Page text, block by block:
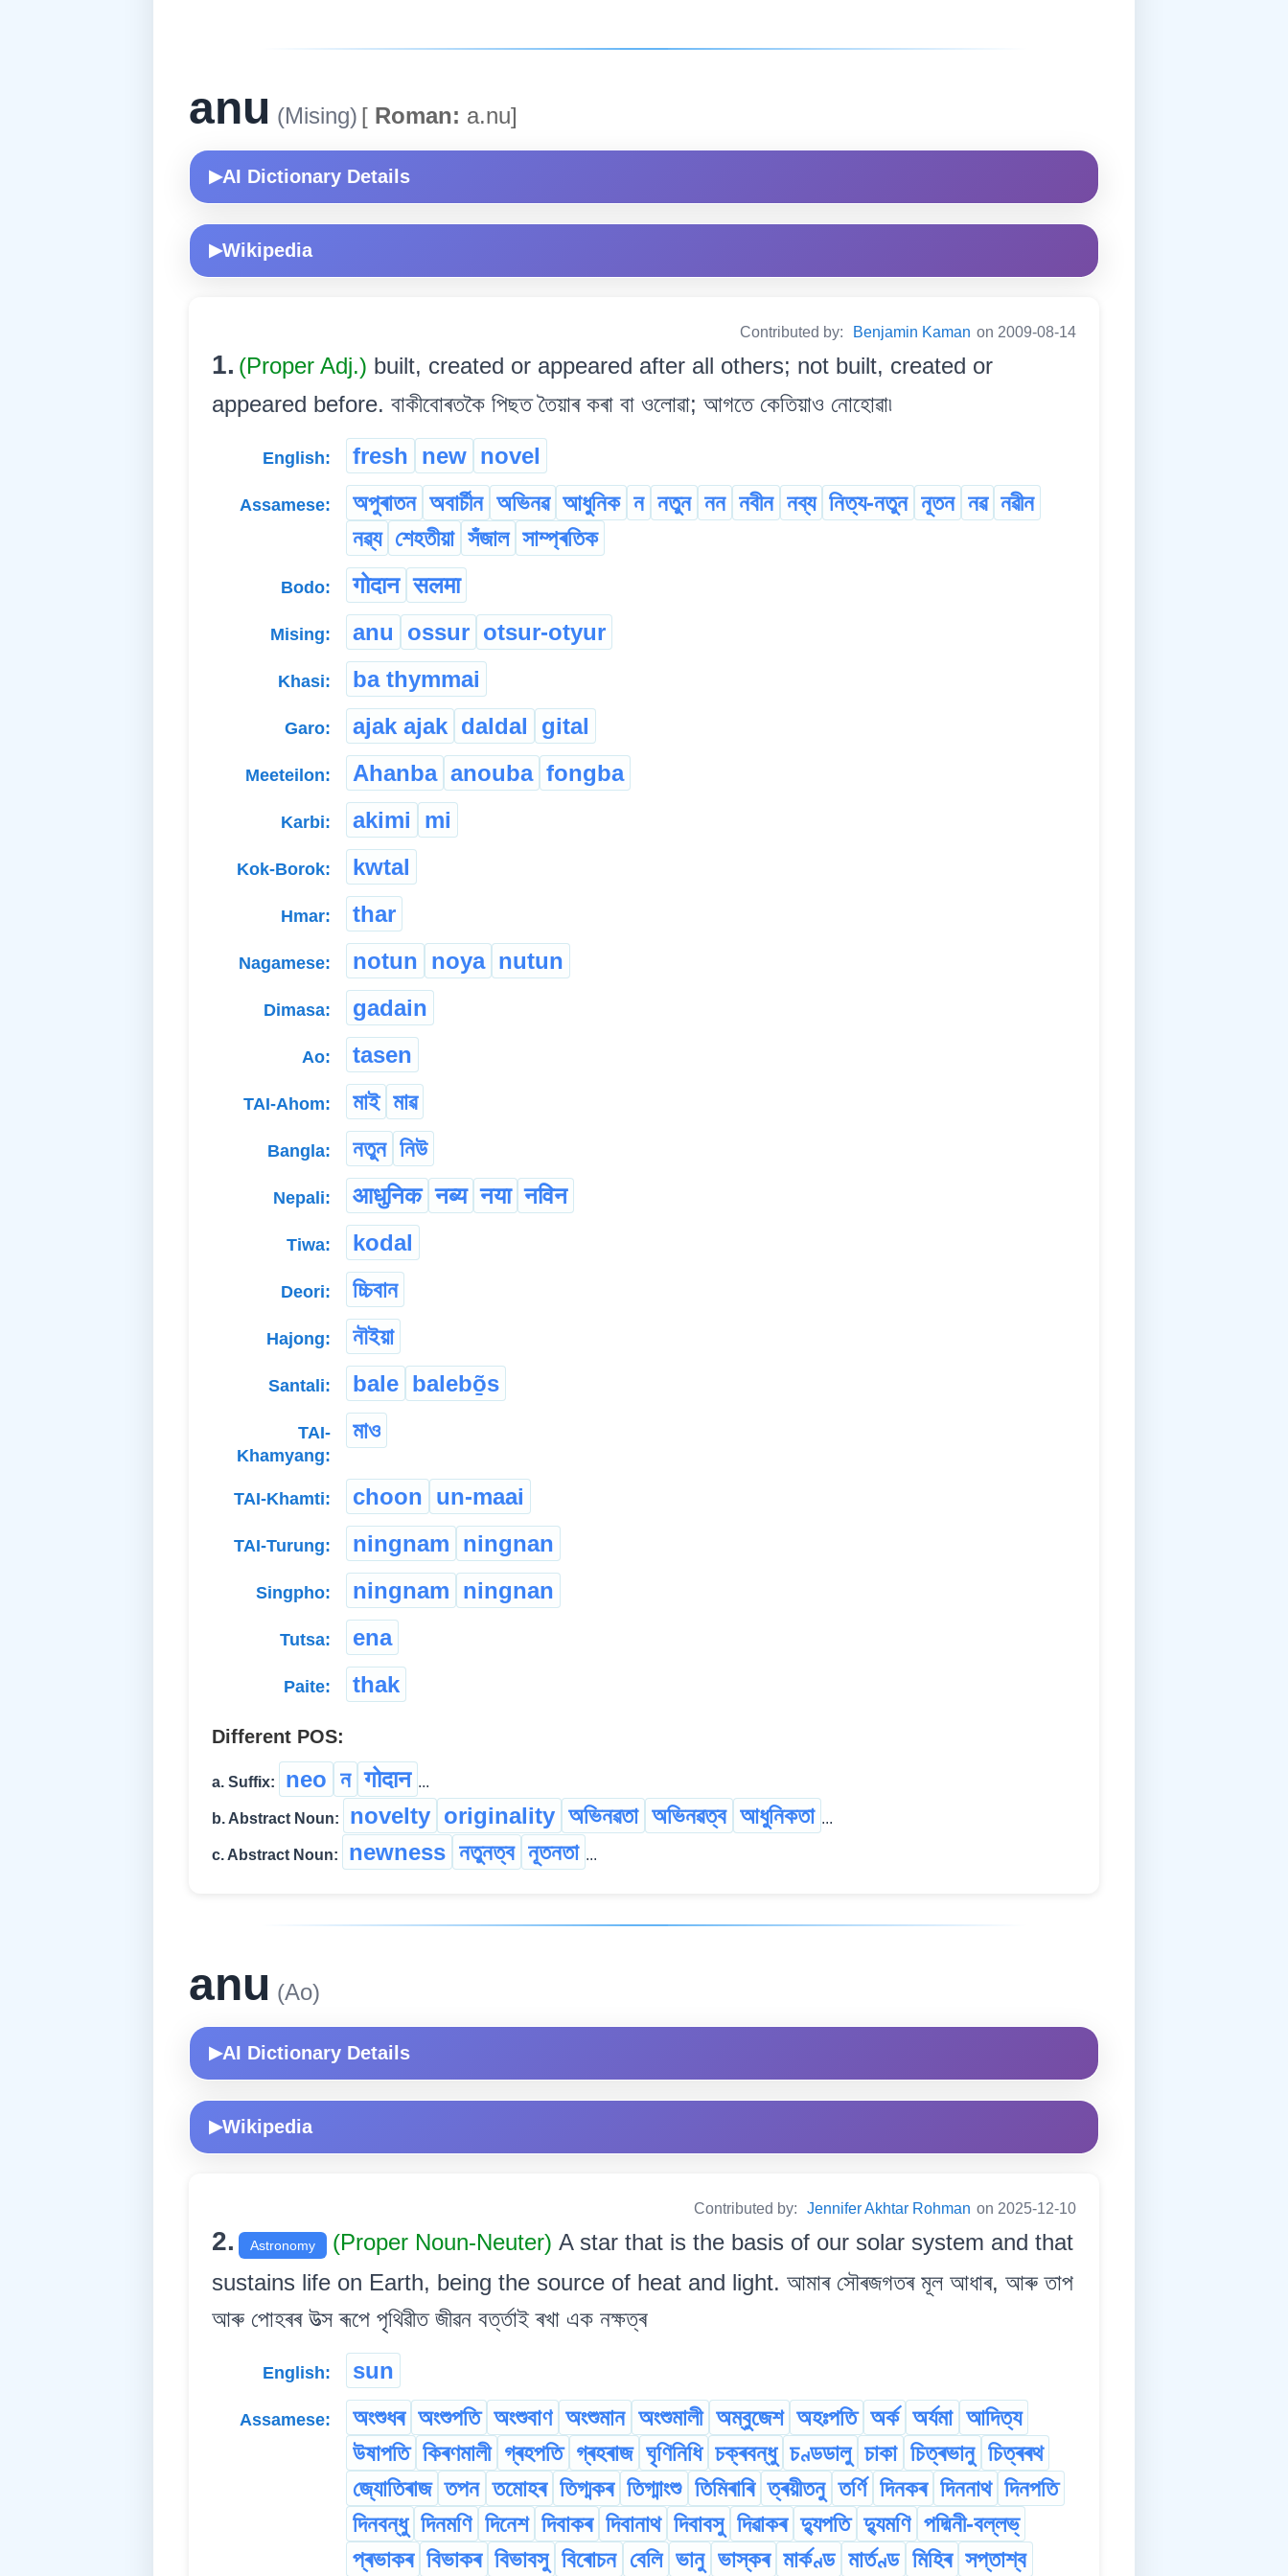
anu (Mising) [ Roman: a.nu]
▶AI Dictionary Details
▶Wikipedia
Contributed by: Benjamin Kaman on 2009-08-14
1. (Proper Adj.) built, created or appeared after all others; not built, created or
appeared before. বাকীবোৰতকৈ পিছত তৈয়াৰ কৰা বা ওলোৱা; আগতে কেতিয়াও নোহোৱা৷
English: fresh new novel
Assamese: অপুৰাতন অবাৰ্চীন অভিনৱ আধুনিক ন নতুন নন নবীন নব্য নিত্য-নতুন নূতন নৱ নৱীন
নৱ্য শেহতীয়া সঁজাল সাম্প্ৰতিক
Bodo: गोदान सलमा
Mising: anu ossur otsur-otyur
Khasi: ba thymmai
Garo: ajak ajak daldal gital
Meeteilon: Ahanba anouba fongba
Karbi: akimi mi
Kok-Borok: kwtal
Hmar: thar
Nagamese: notun noya nutun
Dimasa: gadain
Ao: tasen
TAI-Ahom: মাই মাৱ
Bangla: নতুন নিউ
Nepali: आधुनिक नब्य नया नविन
Tiwa: kodal
Deori: চ্চিবান
Hajong: নৗইয়া
Santali: bale balebõ̱s
TAI-
Khamyang:
মাও
TAI-Khamti: choon un-maai
TAI-Turung: ningnam ningnan
Singpho: ningnam ningnan
Tutsa: ena
Paite: thak
Different POS:
a. Suffix: neo ন गोदान ...
b. Abstract Noun: novelty originality অভিনৱতা অভিনৱত্ব আধুনিকতা ...
c. Abstract Noun: newness নতুনত্ব নূতনতা ...
anu (Ao)
▶AI Dictionary Details
▶Wikipedia
Contributed by: Jennifer Akhtar Rohman on 2025-12-10
2. Astronomy (Proper Noun-Neuter) A star that is the basis of our solar system and that
sustains life on Earth, being the source of heat and light. আমাৰ সৌৰজগতৰ মূল আধাৰ, আৰু তাপ
আৰু পোহৰৰ উত্স ৰূপে পৃথিৱীত জীৱন বৰ্ত্তাই ৰখা এক নক্ষত্ৰ
English: sun
Assamese: অংশুধৰ অংশুপতি অংশুবাণ অংশুমান অংশুমালী অম্বুজেশ অহঃপতি অৰ্ক অৰ্যমা আদিত্য
উষাপতি কিৰণমালী গ্ৰহপতি গ্ৰহৰাজ ঘৃণিনিধি চক্ৰবন্ধু চণ্ডডালু চাকা চিত্ৰভানু চিত্ৰৰথ
জ্যোতিৰাজ তপন তমোহৰ তিগ্মকৰ তিগ্মাংশু তিমিৰাৰি ত্ৰয়ীতনু তৰ্ণি দিনকৰ দিননাথ দিনপতি
দিনবন্ধু দিনমণি দিনেশ দিবাকৰ দিবানাথ দিবাবসু দিৱাকৰ দ্যুপতি দ্যুমণি পদ্মিনী-বল্লভ্
প্ৰভাকৰ বিভাকৰ বিভাবসু বিৰোচন বেলি ভানু ভাস্কৰ মাৰ্কণ্ড মাৰ্তণ্ড মিহিৰ সপ্তাশ্ব